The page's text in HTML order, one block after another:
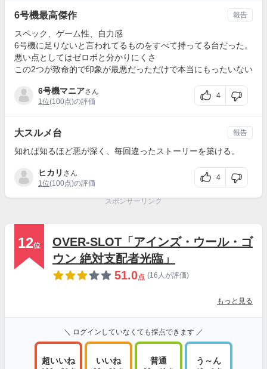
6号機最高傑作
スペック、ゲーム性、自力感
6号機に足りないと言われてるものをすべて持ってる台だった。
悪い点としてはゼロボと分かりにくさ
この2つが致命的で印象が最悪だっただけで本当にもったいない
6号機マニアさん
1位(100点)の評価
4
報告
大スルメ台
知れば知るほど悪が深く、毎回違ったストーリーを築ける。
ヒカリ さん
1位(100点)の評価
4
報告
スポンサーリンク
12位
OVER-SLOT「アインズ・ウール・ゴ
ウン 絶対支配者光臨」
51.0点 (16人が評価)
もっと見る
＼ ログインしていなくても採点できます ／
超いいね いいね 普通 う～ん